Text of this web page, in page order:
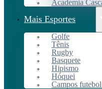
Academia
Mais Esportes
Golfe
Tênis
Rugby
Basquete
Hipismo
Hóquei
Campos